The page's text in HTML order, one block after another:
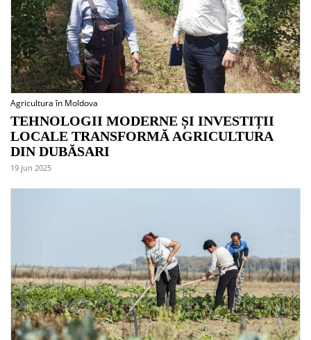
Agricultura în Moldova
TEHNOLOGII MODERNE ȘI INVESTIȚII
LOCALE TRANSFORMĂ AGRICULTURA
DIN DUBĂSARI
19 jun 2025